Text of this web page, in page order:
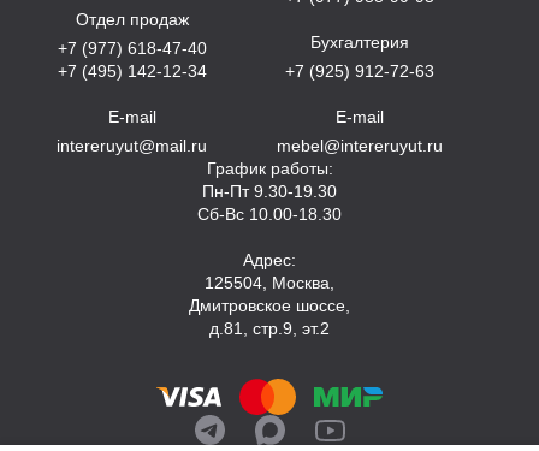
Отдел продаж
+7 (977) 618-47-40
+7 (495) 142-12-34
E-mail
intereruyut@mail.ru
Бухгалтерия
+7 (925) 912-72-63
E-mail
mebel@intereruyut.ru
График работы:
Пн-Пт 9.30-19.30
Сб-Вс 10.00-18.30
Адрес:
125504, Москва,
Дмитровское шоссе,
д.81, стр.9, эт.2